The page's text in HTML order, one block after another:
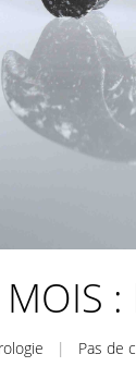
MOIS
| Pas de